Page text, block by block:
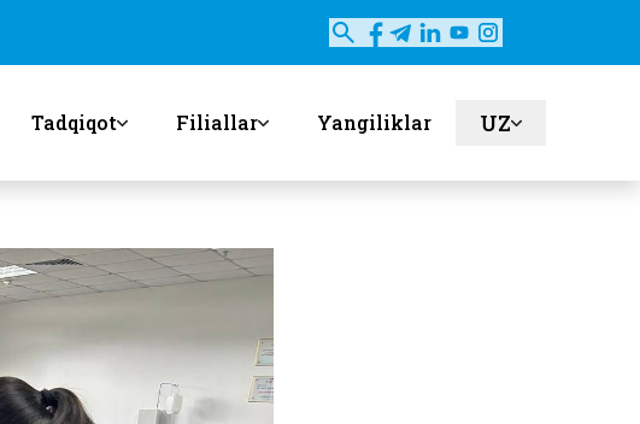
Tadqiqot Filiallar Yangiliklar UZ